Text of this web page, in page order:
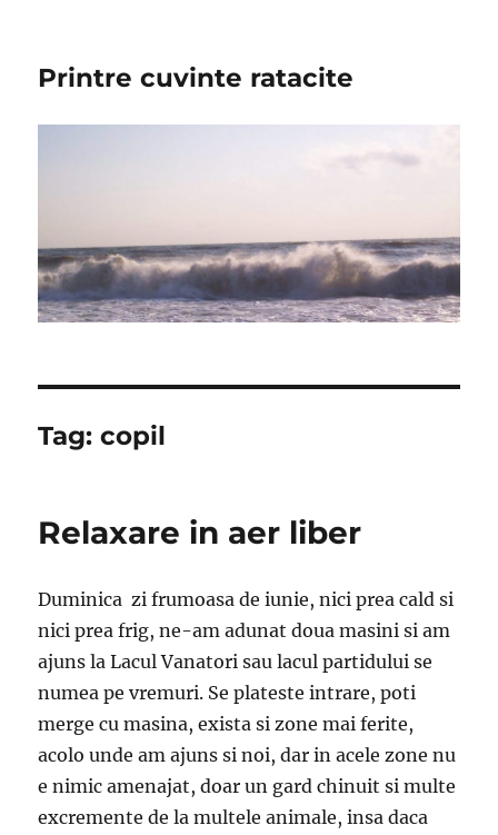
Printre cuvinte ratacite
Tag:copil
Relaxare in aer liber
Duminica zi frumoasa de iunie, nici prea cald si
nici prea frig, ne-am adunat doua masini si am
ajuns la Lacul Vanatori sau lacul partidului se
numea pe vremuri. Se plateste intrare, poti
merge cu masina, exista si zone mai ferite,
acolo unde am ajuns si noi, dar in acele zone nu
e nimic amenajat, doar un gard chinuit si multe
excremente de la multele animale, insa daca